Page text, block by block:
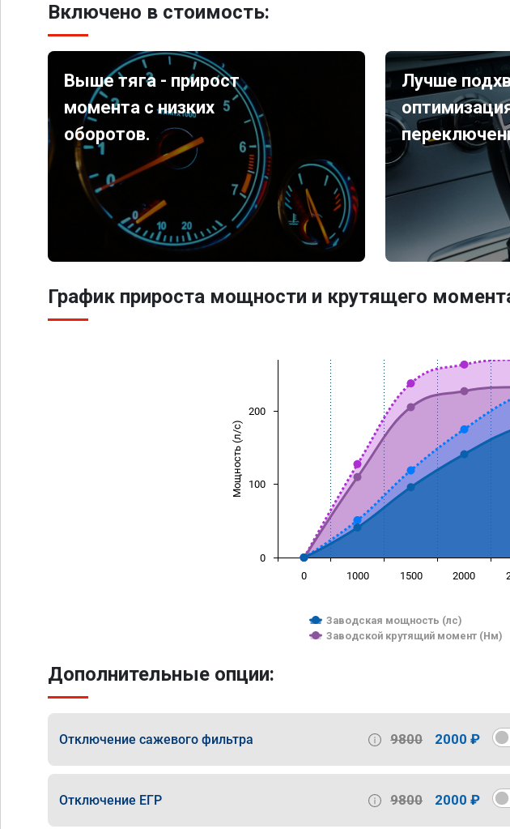
Включено в стоимость:
Выше тяга - прирост
момента с низких
оборотов.
Лучше
График прироста мощности и крутящего
Мощность (л/с)
Заводская мощность (лс)
Заводской крутящий момент (Нм)
0 1000 1500 2000
0
100
200
Дополнительные опции:
Отключение сажевого фильтра 9800 2000 ₽
Отключение ЕГР 9800 2000 ₽